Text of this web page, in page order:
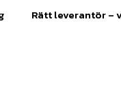
Rätt leverantör –